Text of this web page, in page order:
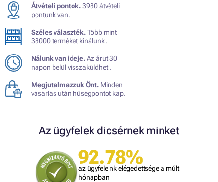
Átvételi pontok.3980 átvételi
pontunk van.
Széles választék.Több mint
38000 terméket kínálunk.
Nálunk van ideje.Az árut 30
napon belül visszaküldheti.
Megjutalmazzuk Önt. Minden
vásárlás után hűségpontot kap.
Az ügyfelek dicsérnek minket
92.78%
az ügyfeleink elégedettsége a múlt
hónapban